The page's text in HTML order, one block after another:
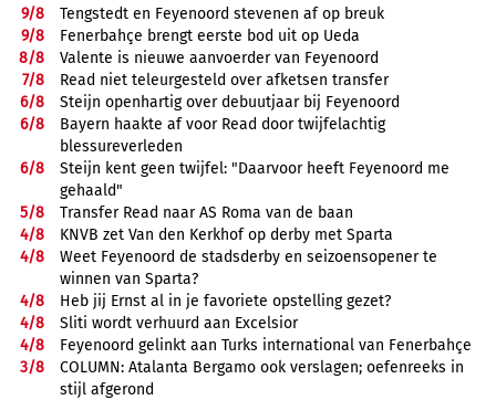
9/8
Tengstedt en Feyenoord stevenen af op breuk
9/8
Fenerbahçe brengt eerste bod uit op Ueda
8/8
Valente is nieuwe aanvoerder van Feyenoord
7/8
Read niet teleurgesteld over afketsen transfer
6/8
Steijn openhartig over debuutjaar bij Feyenoord
6/8
Bayern haakte af voor Read door twijfelachtig
blessureverleden
6/8
Steijn kent geen twijfel: "Daarvoor heeft Feyenoord me
gehaald"
5/8
Transfer Read naar AS Roma van de baan
4/8
KNVB zet Van den Kerkhof op derby met Sparta
4/8
Weet Feyenoord de stadsderby en seizoensopener te
winnen van Sparta?
4/8
Heb jij Ernst al in je favoriete opstelling gezet?
4/8
Sliti wordt verhuurd aan Excelsior
4/8
Feyenoord gelinkt aan Turks international van Fenerbahçe
3/8
COLUMN: Atalanta Bergamo ook verslagen; oefenreeks in
stijl afgerond